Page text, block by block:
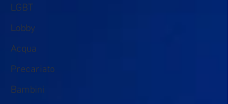
LGBT
Lobby
Acqua
Precariato
Bambini